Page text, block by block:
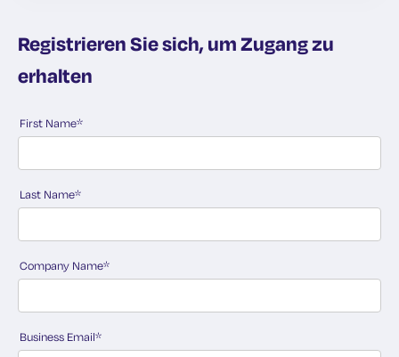
Registrieren Sie sich, um Zugang zu
erhalten
First Name*
Last Name*
Company Name*
Business Email*